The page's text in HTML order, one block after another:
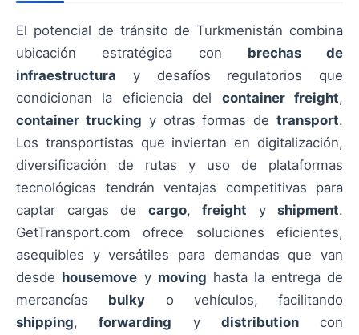
El potencial de tránsito de Turkmenistán combina
ubicación estratégica con brechas de
infraestructura y desafíos regulatorios que
condicionan la eficiencia del container freight,
container trucking y otras formas detransport.
Los transportistas que inviertan en digitalización,
diversificación de rutas y uso de plataformas
tecnológicas tendrán ventajas competitivas para
captar cargas de cargo, freight y shipment.
GetTransport.com ofrece soluciones eficientes,
asequibles y versátiles para demandas que van
desde housemove y moving hasta la entrega de
mercancías bulky o vehículos, facilitando
shipping,forwarding y distributioncon